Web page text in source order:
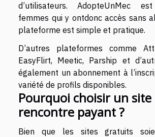
d’utilisateurs. AdopteUnMec
femmes qui y ontdonc accès sans
plateforme est simple et pratique.
D’autres plateformes comme
EasyFlirt, Meetic, Parship et
également un abonnement à
variété de profils disponibles.
Pourquoi choisir un site
rencontre payant ?
Bien que les sites gratuits